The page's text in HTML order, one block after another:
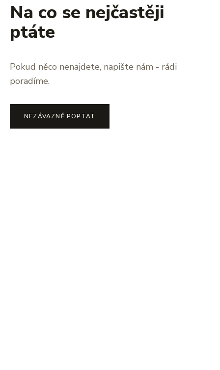
Na co se nejčastěji
ptáte
Pokud něco nenajdete, napište nám - rádi
poradíme.
NEZÁVAZNĚ POPTAT